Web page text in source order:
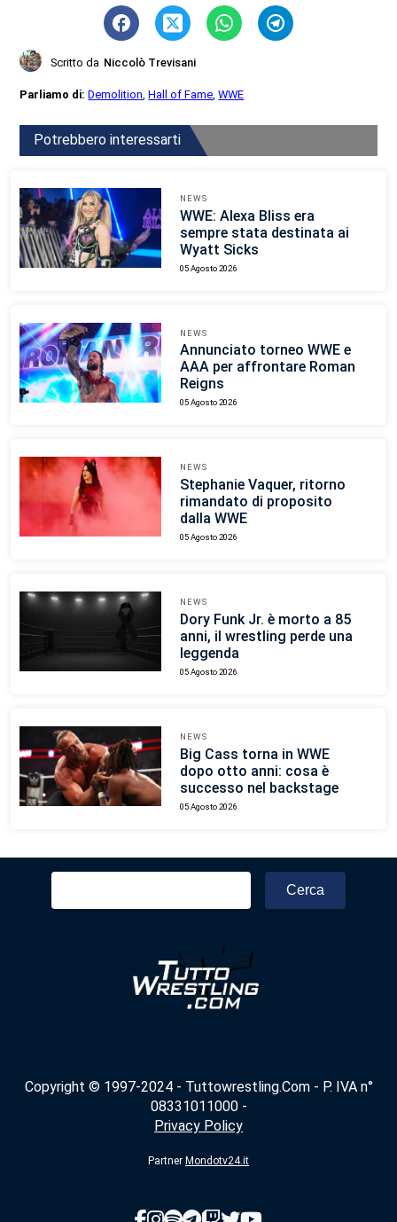
Scritto da Niccolò Trevisani
Parliamo di:Demolition,Hall of Fame,WWE
Potrebbero interessarti
NEWS
WWE: Alexa Bliss era
sempre stata destinata ai
Wyatt Sicks
05 Agosto 2026
NEWS
Annunciato torneo WWE e
AAA per affrontare Roman
Reigns
05 Agosto 2026
NEWS
Stephanie Vaquer, ritorno
rimandato di proposito
dalla WWE
05 Agosto 2026
NEWS
Dory Funk Jr. è morto a 85
anni, il wrestling perde una
leggenda
05 Agosto 2026
NEWS
Big Cass torna in WWE
dopo otto anni: cosa è
successo nel backstage
05 Agosto 2026
Ricerca
Copyright © 1997-2024 - Tuttowrestling.Com - P. IVA n°
08331011000 -
Privacy Policy
Partner Mondotv24.it